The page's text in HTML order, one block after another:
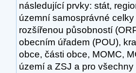
následující prvky: stát,
územní samosprávné
rozšířenou působností
obecním úřadem (POU),
obce, části obce, MOMC,
území a ZSJ a pro